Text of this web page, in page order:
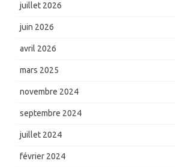
juillet 2026
juin 2026
avril 2026
mars 2025
novembre 2024
septembre 2024
juillet 2024
février 2024